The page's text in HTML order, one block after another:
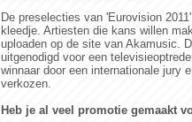
De preselecties van 'Eurovision
kleedje. Artiesten die kans willen
uploaden op de site van Akamusic.
uitgenodigd voor een
winnaar door een internationale jury
verkozen.
Heb je al veel promotie gemaakt